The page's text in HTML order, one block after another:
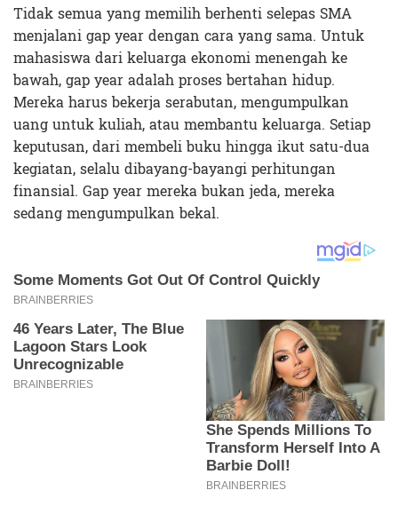
Tidak semua yang memilih berhenti selepas SMA
menjalani gap year dengan cara yang sama. Untuk
mahasiswa dari keluarga ekonomi menengah ke
bawah, gap year adalah proses bertahan hidup.
Mereka harus bekerja serabutan, mengumpulkan
uang untuk kuliah, atau membantu keluarga. Setiap
keputusan, dari membeli buku hingga ikut satu-dua
kegiatan, selalu dibayang-bayangi perhitungan
finansial. Gap year mereka bukan jeda, mereka
sedang mengumpulkan bekal.